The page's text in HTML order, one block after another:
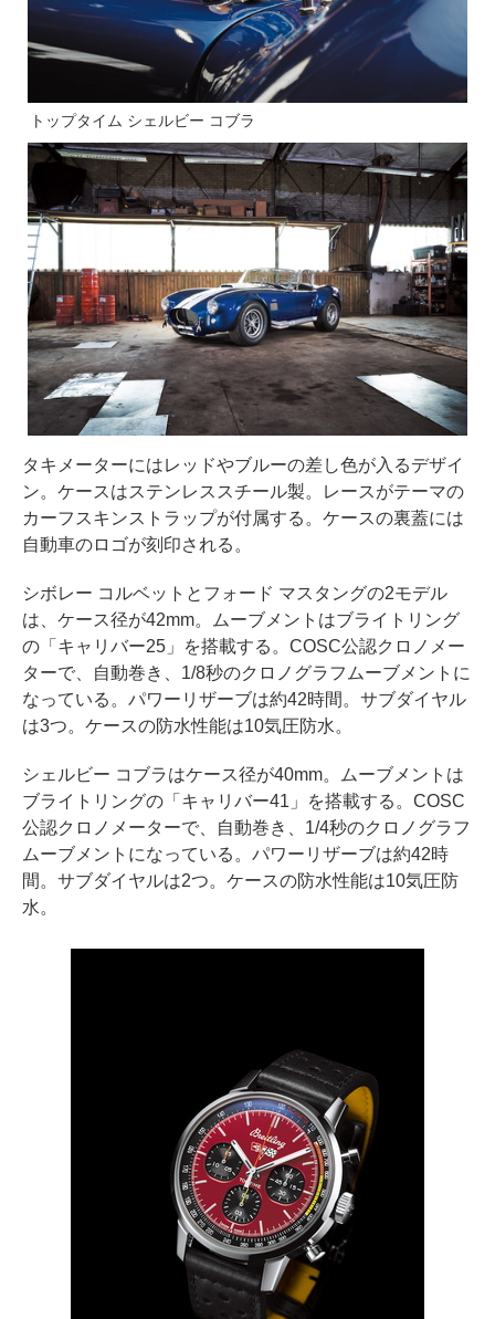
トップタイム シェルビー コブラ
タキメーターにはレッドやブルーの差し色が入るデザイ
ン。ケースはステンレススチール製。レースがテーマの
カーフスキンストラップが付属する。ケースの裏蓋には
自動車のロゴが刻印される。
シボレー コルベットとフォード マスタングの2モデル
は、ケース径が42mm。ムーブメントはブライトリング
の「キャリバー25」を搭載する。COSC公認クロノメー
ターで、自動巻き、1/8秒のクロノグラフムーブメントに
なっている。パワーリザーブは約42時間。サブダイヤル
は3つ。ケースの防水性能は10気圧防水。
シェルビー コブラはケース径が40mm。ムーブメントは
ブライトリングの「キャリバー41」を搭載する。COSC
公認クロノメーターで、自動巻き、1/4秒のクロノグラフ
ムーブメントになっている。パワーリザーブは約42時
間。サブダイヤルは2つ。ケースの防水性能は10気圧防
水。